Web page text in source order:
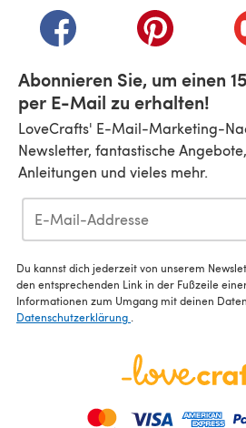
(öffnet sich in einem neuen
(öffnet sich
Abonnieren Sie, um einen
per E-Mail zu erhalten!
LoveCrafts' E-Mail-Marketing-
Newsletter, fantastische
Anleitungen und vieles mehr.
Du kannst dich jederzeit von unserem
den entsprechenden Link in der Fußzeile
Informationen zum Umgang mit deinen
Datenschutzerklärung